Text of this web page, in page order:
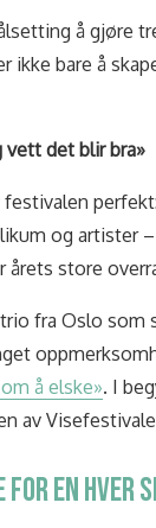
å gjøre
ikke bare å
vett det blir bra»
og artister
årets store
fra Oslo som
å elske». I
av
EN HVER